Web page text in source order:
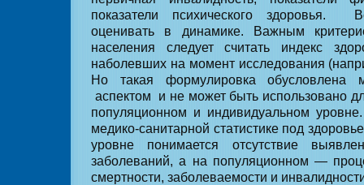
показатели психического здоровья.
оценивать в динамике. Важным
населения следует считать индекс
наболевших на момент исследования
Но такая формулировка обусловлена
аспектом и не может быть использовано
популяционном и индивидуальном
медико-санитарной статистике под
уровне понимается отсутствие
заболеваний, а на популяционном —
смертности, заболеваемости и